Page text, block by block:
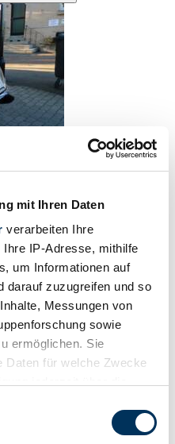
mit Ihren Daten
verarbeiten Ihre
IP-Adresse, mithilfe
um Informationen auf
darauf zuzugreifen und so
Messungen von
sowie
ermöglichen. Sie
Daten für welche Zwecke